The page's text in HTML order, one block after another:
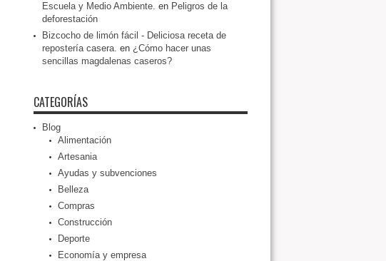
Escuela y Medio Ambiente. en Peligros de la
deforestación
Bizcocho de limón fácil - Deliciosa receta de
repostería casera. en ¿Cómo hacer unas
sencillas magdalenas caseros?
CATEGORÍAS
Blog
Alimentación
Artesania
Ayudas y subvenciones
Belleza
Compras
Construcción
Deporte
Economía y empresa